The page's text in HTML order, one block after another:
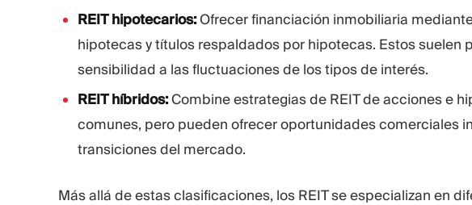
REIT hipotecarios:Ofrecer financiación inmobiliaria
hipotecas y títulos respaldados por hipotecas. Estos suelen
sensibilidad a las fluctuaciones de los tipos de interés.
REIT híbridos:Combine estrategias de REIT de acciones e
comunes, pero pueden ofrecer oportunidades comerciales
transiciones del mercado.
Más allá de estas clasificaciones, los REIT se especializan en